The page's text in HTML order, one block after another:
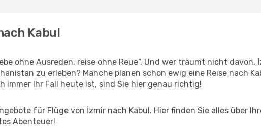
Kabul
ohne Ausreden, reise ohne Reue“. Und wer träumt nicht
zu erleben? Manche planen schon ewig eine Reise nach
immer Ihr Fall heute ist, sind Sie hier genau richtig!
für Flüge von İzmir nach Kabul. Hier finden Sie alles über
Abenteuer!